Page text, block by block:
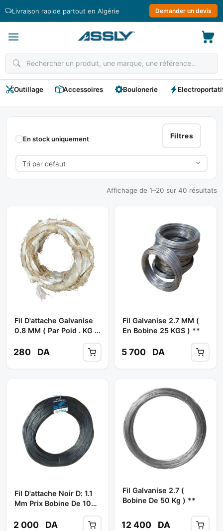
Livraison rapide partout en Algérie Demander un devis
Outillage Accessoires Boulonerie
Fil
Cable
Chaine
Filtres
En stock uniquement
Affichage de 1–20 sur 40 résultats
Fil D'attache Galvanise
0.8 MM ( Par Poid . KG )
280 DA
Fil Galvanise 2.7 MM (
En Bobine 25 KGS ) **
5 700 DA
Fil D'attache Noir D: 1.1
Mm Prix Bobine De 10
2 000 DA
Fil Galvanise 2.7 (
Bobine De 50 Kg ) **
12 400 DA